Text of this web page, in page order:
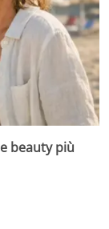
beauty più